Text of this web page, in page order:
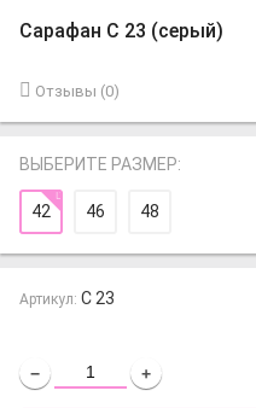
Сарафан С 23 (серый)
Отзывы (0)
ВЫБЕРИТЕ РАЗМЕР:
42 46 48
Артикул: С 23
− +